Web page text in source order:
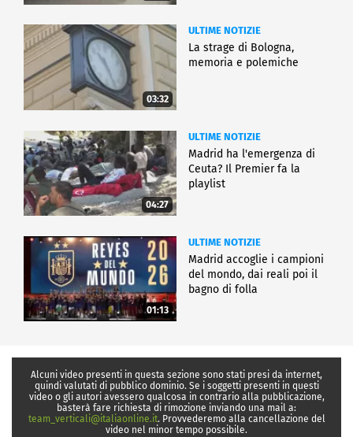
03:32
ULTIME NOTIZIE
La strage di Bologna,
memoria e polemiche
04:27
ULTIME NOTIZIE
Madrid ha l'emergenza di
Ceuta? Il Premier fa la
playlist
01:13
ULTIME NOTIZIE
Madrid accoglie i campioni
del mondo, dai reali poi il
bagno di folla
Alcuni video presenti in questa sezione sono stati presi da internet,
quindi valutati di pubblico dominio. Se i soggetti presenti in questi
video o gli autori avessero qualcosa in contrario alla pubblicazione,
basterà fare richiesta di rimozione inviando una mail a:
team_verticali@italiaonline.it. Provvederemo alla cancellazione del
video nel minor tempo possibile.